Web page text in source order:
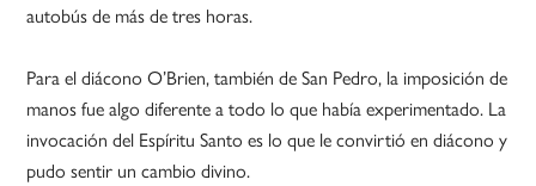
autobús de más de tres horas.
Para el diácono O’Brien, también de San Pedro, la imposición de
manos fue algo diferente a todo lo que había experimentado. La
invocación del Espíritu Santo es lo que le convirtió en diácono y
pudo sentir un cambio divino.